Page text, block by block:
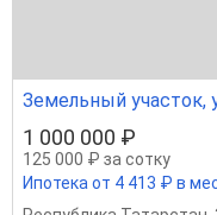
Земельный участок,
1 000 000 ₽
125 000 ₽ за сотку
Ипотека от 4 413 ₽ в